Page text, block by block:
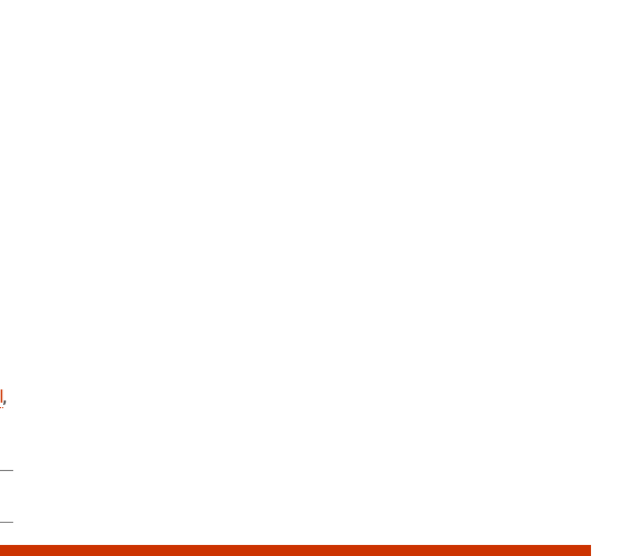
,